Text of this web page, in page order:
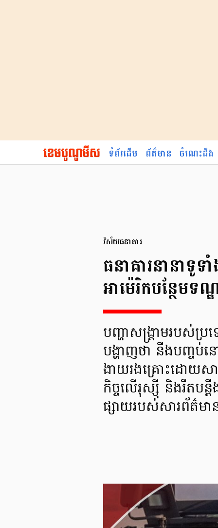
ទំព័រដើម ព័ត៌មាន ចំណេះដឹង
វិស័យធនាគារ
ធនាគារនានា
អាម៉េរិកបន្ថែមទ
បញ្ហាសង្គ្រាមរបស់ប្
បង្ហាញថា នឹងបញ្ចប់
ងាយរងគ្រោះដោយសា
កិច្ចលើរុស្ស៊ី និងរឹតបន្
ផ្សាយរបស់សារព័ត៌ម